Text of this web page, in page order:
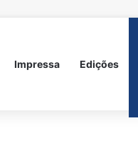
Impressa Edições